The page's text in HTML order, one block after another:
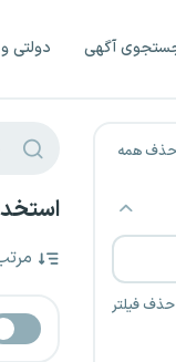
آگهی دولتی
حذف همه
حذف فیلتر